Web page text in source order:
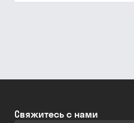
Свяжитесь с нами